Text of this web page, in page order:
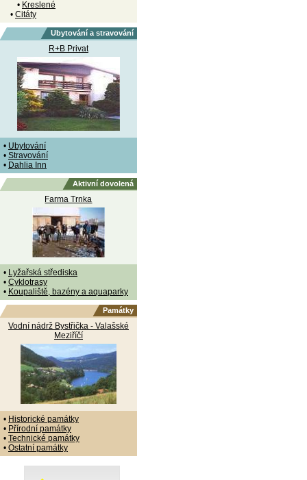
• Kreslené
• Citáty
Ubytování a stravování
R+B Privat
• Ubytování
• Stravování
• Dahlia Inn
Aktivní dovolená
Farma Trnka
• Lyžařská střediska
• Cyklotrasy
• Koupaliště, bazény a aquaparky
Památky
Vodní nádrž Bystřička - Valašské
Meziříčí
• Historické památky
• Přírodní památky
• Technické památky
• Ostatní památky